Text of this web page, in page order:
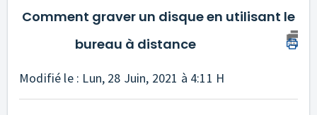
Comment graver un disque en utilisant le
bureau à distance
Modifié le : Lun, 28 Juin, 2021 à 4:11 H